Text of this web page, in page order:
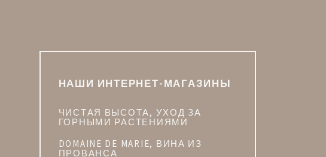
НАШИ ИНТЕРНЕТ-МАГАЗИНЫ
ЧИСТАЯ ВЫСОТА, УХОД ЗА
ГОРНЫМИ РАСТЕНИЯМИ
DOMAINE DE MARIE, ВИНА ИЗ
ПРОВАНСА